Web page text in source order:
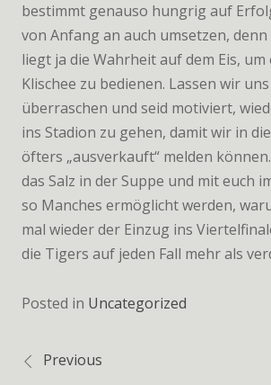
bestimmt genauso hungrig auf
von Anfang an auch umsetzen,
liegt ja die Wahrheit auf dem Eis, um
Klischee zu bedienen. Lassen wir
überraschen und seid motiviert,
ins Stadion zu gehen, damit wir in
öfters „ausverkauft“ melden
das Salz in der Suppe und mit euch
so Manches ermöglicht werden,
mal wieder der Einzug ins
die Tigers auf jeden Fall mehr als
Posted in Uncategorized
Beitragsnavigation
Previous